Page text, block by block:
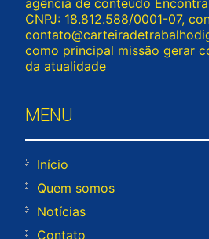
agência de conteúdo
CNPJ: 18.812.588/0001-07,
como principal missão gerar
da atualidade
MENU
Início
Quem somos
Notícias
Contato